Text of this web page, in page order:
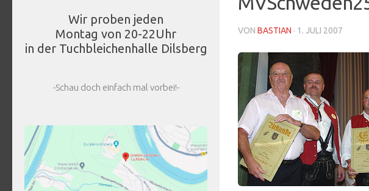
VON BASTIAN · 1. JULI 2007
Wir proben jeden
Montag von 20-22Uhr
in der Tuchbleichenhalle Dilsberg
-Schau doch einfach mal vorbei!-